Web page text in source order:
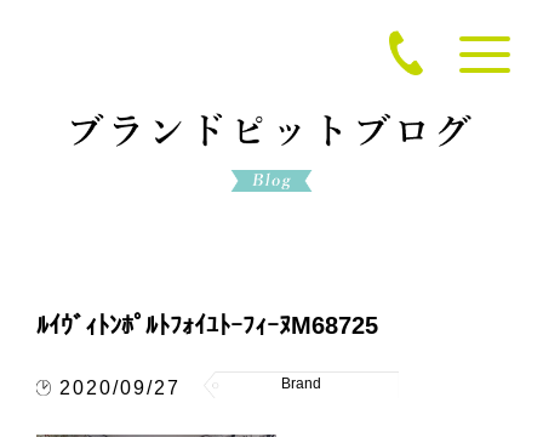
ﾙｲｳﾞｨﾄﾝﾎﾟﾙﾄﾌｫｲﾕﾄｰﾌｨｰﾇM68725
2020/09/27 Brand